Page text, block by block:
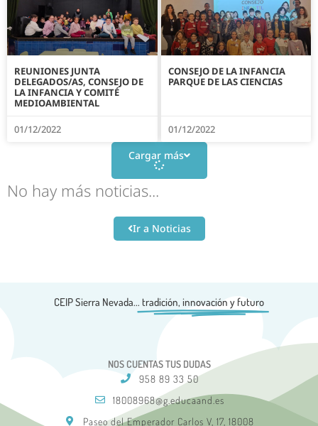
REUNIONES JUNTA
DELEGADOS/AS, CONSEJO DE
LA INFANCIA Y COMITÉ
MEDIOAMBIENTAL
01/12/2022
CONSEJO DE LA INFANCIA
PARQUE DE LAS CIENCIAS
01/12/2022
Cargar más
No hay más noticias...
Ir a Noticias
CEIP Sierra Nevada... tradición, innovación y futuro
NOS CUENTAS TUS DUDAS
958 89 33 50
18008968@g.educaand.es
Paseo del Emperador Carlos V, 17, 18008